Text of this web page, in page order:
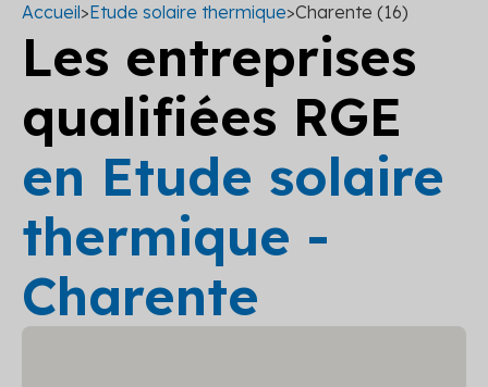
Accueil>Etude solaire thermique>Charente (16)
Les entreprises
qualifiées RGE
en Etude solaire
thermique -
Charente